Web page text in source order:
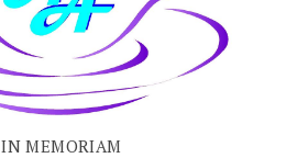
IN MEMORIAM